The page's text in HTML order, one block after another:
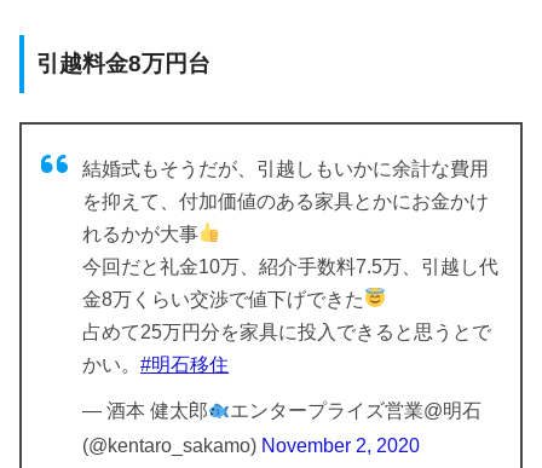
引越料金8万円台
結婚式もそうだが、引越しもいかに余計な費用
を抑えて、付加価値のある家具とかにお金かけ
れるかが大事
今回だと礼金10万、紹介手数料7.5万、引越し代
金8万くらい交渉で値下げできた
占めて25万円分を家具に投入できると思うとで
かい。 #明石移住
— 酒本 健太郎
エンタープライズ営業@明石
(@kentaro_sakamo) November 2, 2020